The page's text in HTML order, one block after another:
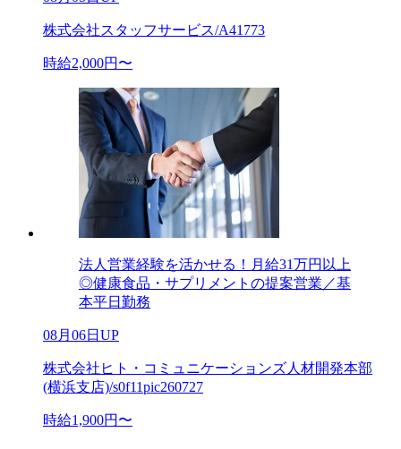
株式会社スタッフサービス/A41773
時給2,000円〜
法人営業経験を活かせる！月給31万円以上
◎健康食品・サプリメントの提案営業／基
本平日勤務
08月06日UP
株式会社ヒト・コミュニケーションズ人材開発本部
(横浜支店)/s0f11pic260727
時給1,900円〜